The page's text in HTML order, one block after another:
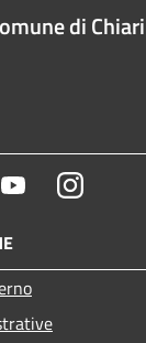
di Chiari
YoutubeInstagram